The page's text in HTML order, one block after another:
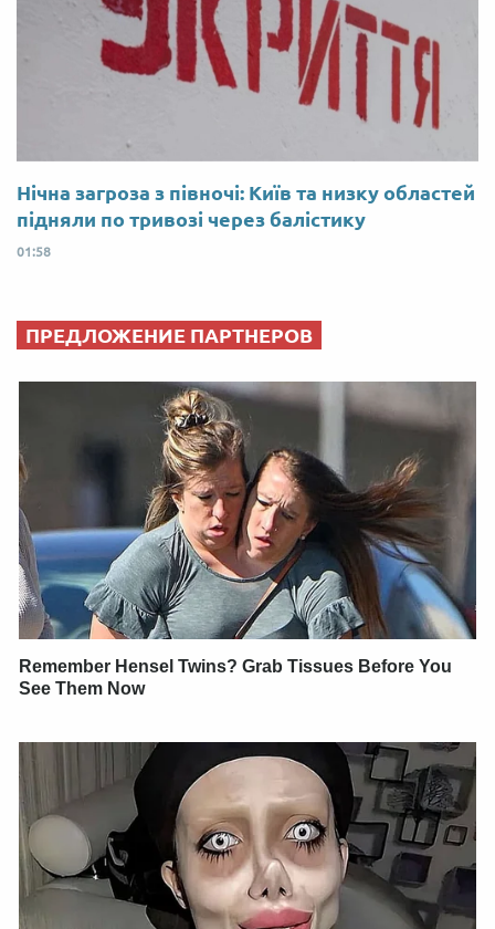
Нічна загроза з півночі: Київ та низку областей
підняли по тривозі через балістику
01:58
ПРЕДЛОЖЕНИЕ ПАРТНЕРОВ
Remember Hensel Twins? Grab Tissues Before You
See Them Now